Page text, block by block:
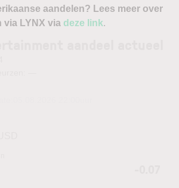
aandelen? Lees meer over
via LYNX via deze link.